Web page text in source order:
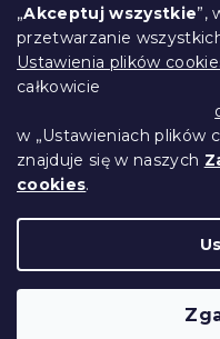
„Akceptuj wszystkie”,
przetwarzanie
Ustawienia plików
całkowicie
w „Ustawieniach plików
znajduje się w naszych
cookies.
Regulamin
Ochrona danych
Kodeks etyczny
Dla partnerów
Copyright 2026
Wszystkie prawa